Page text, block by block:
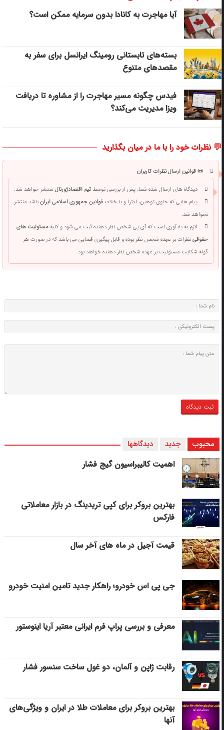
آیا مهاجرت به کانادا بدون سرمایه ممکن است؟
بسته‌های تابستانی رومینگ ایرانسل برای سفر به
مقصدهای متنوع
فیدس چگونه مسیر مهاجرت را از مشاوره تا دریافت
ویزا مدیریت می‌کند؟
💬 نظرات خود را با ما در میان بگذارید
📜 قوانین ارسال نظرات کاربران
دیدگاه های ارسال شده شما، پس از بررسی توسطتیم اقتصادژورنالمنتشر خواهد شد.
پیام هایی که حاوی توهین، افترا و یا خلافقوانین جمهوری اسلامی ایرانباشد منتشر
نخواهد شد.
لازم به یادآوری است که آی پی شخص نظر دهنده ثبت می شود و کلیهمسئولیت های
حقوقینظرات بر عهده شخص نظر بوده و قابل پیگیری قضایی می باشد که در صورت هر
گونه شکایت مسئولیت بر عهده شخص نظر دهنده خواهد بود.
محبوب جدید دیدگاهها
اهمیت کالیبراسیون گیج فشار
بهترین بروکر برای کپی‌ تریدینگ در بازار معاملاتی
فارکس
قیمت آجیل در ماه های آخر سال
جی پی اس خودرو؛ راهکار جدید تامین امنیت خودرو
معرفی و بررسی پراپ فرم ایرانی معتبر آریا اینوستور
رقابت ژاپن و آلمان، دو غول ساخت سنسور فشار
بهترین بروکر برای معاملات طلا در ایران و ویژگی‌های
آنها